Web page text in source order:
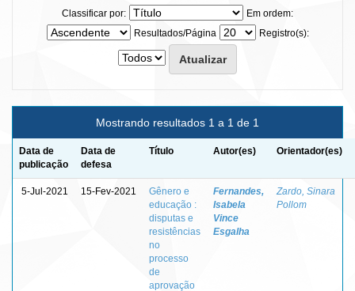
Classificar por:
Em ordem:
Resultados/Página
Registro(s):
Mostrando resultados 1 a 1 de 1
Data de
publicação
Data de
defesa
Título Autor(es) Orientador(es)
5-Jul-2021 15-Fev-2021
Gênero e
educação :
disputas e
resistências
no
processo
de
aprovação
Fernandes,
Isabela
Vince
Esgalha
Zardo, Sinara
Pollom